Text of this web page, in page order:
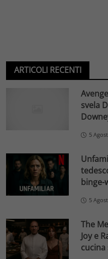
ARTICOLI RECENTI
svela
5
binge-
5
The
Joy e